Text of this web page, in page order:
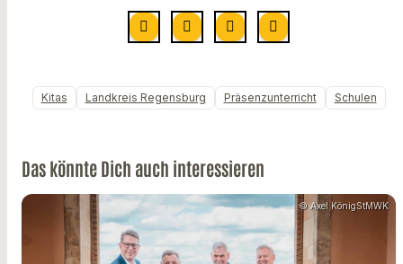
Kitas Landkreis Regensburg Präsenzunterricht Schulen
Das könnte Dich auch interessieren
© Axel KönigStMWK